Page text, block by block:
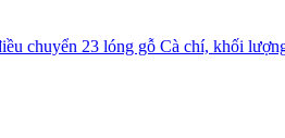
chuyển 23 lóng gỗ Cà chí, khối